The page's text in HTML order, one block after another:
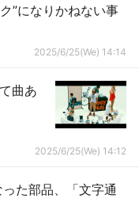
”になりかねない事
2025/6/25(We) 14:14
曲あ
2025/6/25(We) 14:12
た部品、「文字通